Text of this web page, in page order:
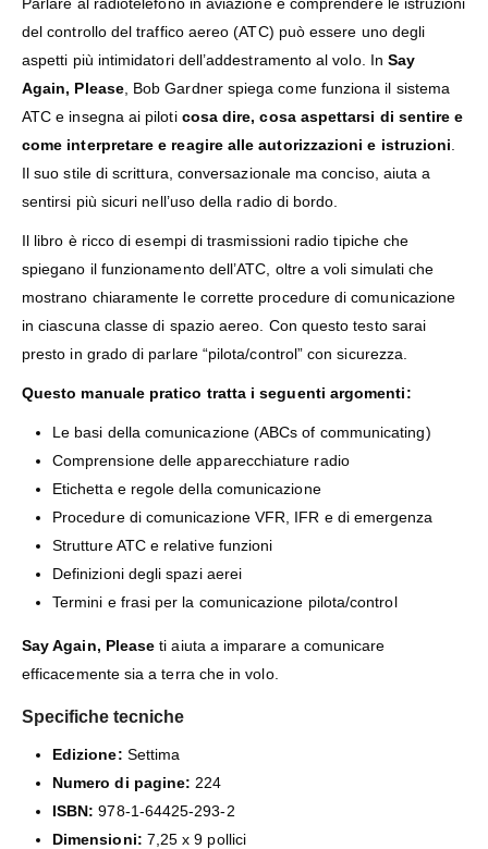
del controllo del traffico aereo (ATC) può essere uno degli
aspetti più intimidatori dell’addestramento al volo. In Say
Again, Please, Bob Gardner spiega come funziona il sistema
ATC e insegna ai piloti cosa dire, cosa aspettarsi di sentire e
come interpretare e reagire alle autorizzazioni e istruzioni
Il suo stile di scrittura, conversazionale ma conciso, aiuta a
sentirsi più sicuri nell’uso della radio di bordo.
Il libro è ricco di esempi di trasmissioni radio tipiche che
spiegano il funzionamento dell’ATC, oltre a voli simulati che
mostrano chiaramente le corrette procedure di comunicazione
in ciascuna classe di spazio aereo. Con questo testo sarai
presto in grado di parlare “pilota/control” con sicurezza.
Questo manuale pratico tratta i seguenti argomenti:
Le basi della comunicazione (ABCs of communicating)
Comprensione delle apparecchiature radio
Etichetta e regole della comunicazione
Procedure di comunicazione VFR, IFR e di emergenza
Strutture ATC e relative funzioni
Definizioni degli spazi aerei
Termini e frasi per la comunicazione pilota/control
Say Again, Please ti aiuta a imparare a comunicare
efficacemente sia a terra che in volo.
Specifiche tecniche
Edizione: Settima
Numero di pagine: 224
ISBN: 978-1-64425-293-2
Dimensioni: 7,25 x 9 pollici